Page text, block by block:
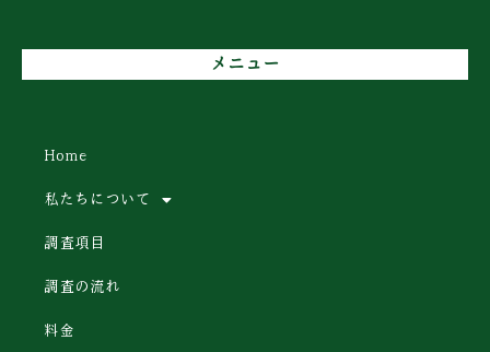
メニュー
Home
私たちについて
調査項目
調査の流れ
料金